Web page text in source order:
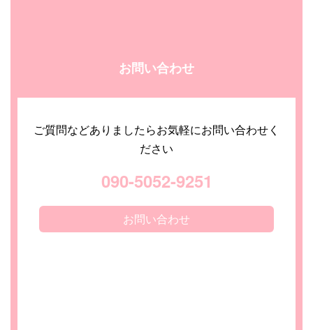
お問い合わせ
ご質問などありましたらお気軽にお問い合わせく
ださい
090-5052-9251
お問い合わせ